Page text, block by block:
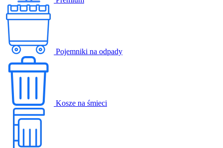
Pojemniki na odpady
Kosze na śmieci